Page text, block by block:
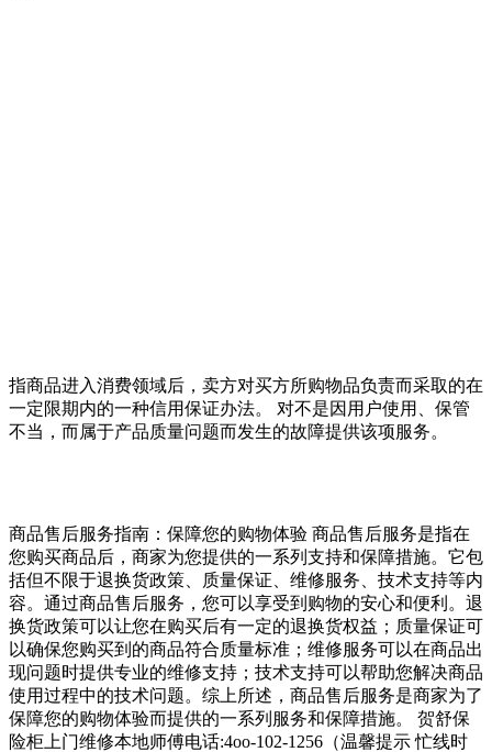
指商品进入消费领域后，卖方对买方所购物品负责而采取的在
一定限期内的一种信用保证办法。 对不是因用户使用、保管
不当，而属于产品质量问题而发生的故障提供该项服务。
商品售后服务指南：保障您的购物体验 商品售后服务是指在
您购买商品后，商家为您提供的一系列支持和保障措施。它包
括但不限于退换货政策、质量保证、维修服务、技术支持等内
容。通过商品售后服务，您可以享受到购物的安心和便利。退
换货政策可以让您在购买后有一定的退换货权益；质量保证可
以确保您购买到的商品符合质量标准；维修服务可以在商品出
现问题时提供专业的维修支持；技术支持可以帮助您解决商品
使用过程中的技术问题。综上所述，商品售后服务是商家为了
保障您的购物体验而提供的一系列服务和保障措施。 贺舒保
险柜上门维修本地师傅电话:4oo-102-1256（温馨提示 忙线时